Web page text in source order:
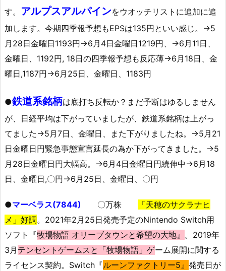
す。 アルプスアルパインをウオッチリストに追加に追
加します。今期四季報予想もEPSは135円といい感じ。→5
月28日金曜日1193円→6月4日金曜日1219円、→6月11日、
金曜日、1192円, 18日の四季報予想も反応薄→6月18日、金
曜日,1187円→6月25日、金曜日、1183円
●鉄道系銘柄は底打ち反転か？まだ予断はゆるしません
が、日経平均は下がっていましたが、鉄道系銘柄は上がっ
てました→5月7日、金曜日、また下がりましたね。→5月21
日金曜日円緊急事態宣言延長の為か下がってきました。→5
月28日金曜日円大幅高。→6月4日金曜日円続伸中→6月18
日、金曜日,〇円→6月25日、金曜日、〇円
●マーベラス(7844) 〇万株
「天穂のサクラナヒ
メ」好調。2021年2月25日発売予定のNintendo Switch用
ソフト『牧場物語 オリーブタウンと希望の大地』 。2019年
3月 テンセントゲームスと「牧場物語」ゲーム展開に関する
ライセンス契約。Switch『ルーンファクトリー5』 発売日が